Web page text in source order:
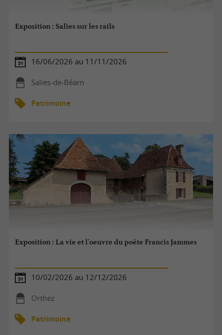
Exposition : Salies sur les rails
16/06/2026 au 11/11/2026
Salies-de-Béarn
Patrimoine
Exposition : La vie et l'oeuvre du poète Francis Jammes
10/02/2026 au 12/12/2026
Orthez
Patrimoine